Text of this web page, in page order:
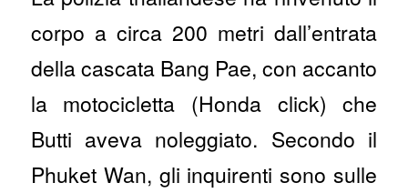
corpo a circa 200 metri dall’entrata
della cascata Bang Pae, con accanto
la motocicletta (Honda click) che
Butti aveva noleggiato. Secondo il
Phuket Wan, gli inquirenti sono sulle